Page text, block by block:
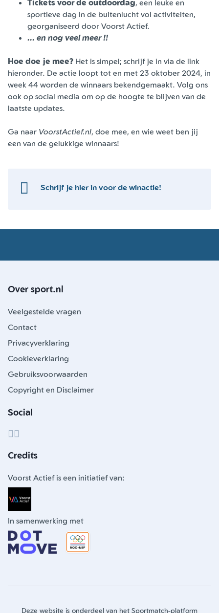
Tickets voor de outdoordag, een leuke en
sportieve dag in de buitenlucht vol activiteiten,
georganiseerd door Voorst Actief.
... en nog veel meer !!
Hoe doe je mee? Het is simpel; schrijf je in via de link
hieronder. De actie loopt tot en met 23 oktober 2024, in
week 44 worden de winnaars bekendgemaakt. Volg ons
ook op social media om op de hoogte te blijven van de
laatste updates.
Ga naar VoorstActief.nl, doe mee, en wie weet ben jij
een van de gelukkige winnaars!
Schrijf je hier in voor de winactie!
Over sport.nl
Veelgestelde vragen
Contact
Privacyverklaring
Cookieverklaring
Gebruiksvoorwaarden
Copyright en Disclaimer
Social
Credits
Voorst Actief is een initiatief van:
In samenwerking met
Deze website is onderdeel van het Sportmatch-platform